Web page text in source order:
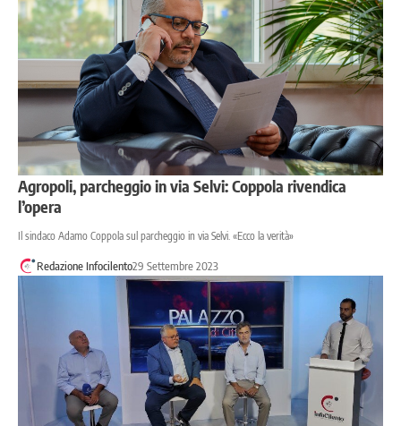
Agropoli, parcheggio in via Selvi: Coppola rivendica
l’opera
Il sindaco Adamo Coppola sul parcheggio in via Selvi. «Ecco la verità»
Redazione Infocilento29 Settembre 2023